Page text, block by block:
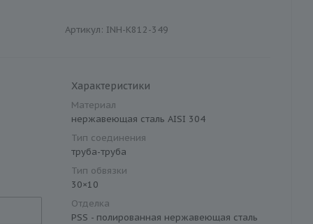
Артикул: INH-K812-349
Характеристики
Материал
нержавеющая сталь AISI 304
Тип соединения
труба-труба
Тип обвязки
30×10
Отделка
PSS - полированная нержавеющая сталь